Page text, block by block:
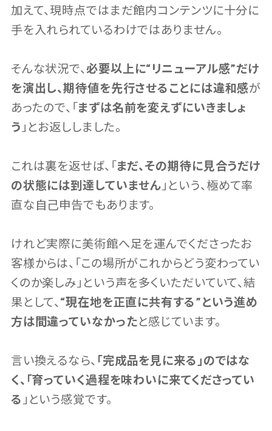
加えて、現時点ではまだ館内コンテンツに十分に
手を入れられているわけではありません。
そんな状況で、必要以上に“リニューアル感”だけ
を演出し、期待値を先行させることには違和感が
あったので、「 まずは名前を変えずにいきましょ
う」とお返ししました。
これは裏を返せば、「 まだ、その期待に見合うだけ
の状態には到達していません」という、極めて率
直な自己申告でもあります。
けれど実際に美術館へ足を運んでくださったお
客様からは、「この場所がこれからどう変わってい
くのか楽しみ」という声を多くいただいていて、結
果として、“現在地を正直に共有する”という進め
方は間違っていなかったと感じています。
言い換えるなら、 「完成品を見に来る」のではな
く、「育っていく過程を味わいに来てくださってい
る」という感覚です。